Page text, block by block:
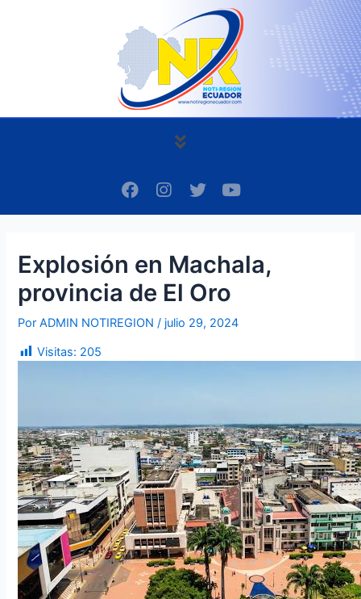
Menú
F
a
c
o
o
k
I
n
s
g
r
a
m
T
w
i
e
r
Y
o
u
b
Explosión en Machala,
provincia de El Oro
PorADMIN NOTIREGION/ julio 29, 2024
Visitas: 205